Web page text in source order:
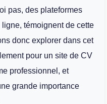
pas, des plateformes
témoignent de cette
donc explorer dans cet
pour un site de CV
professionnel, et
grande importance